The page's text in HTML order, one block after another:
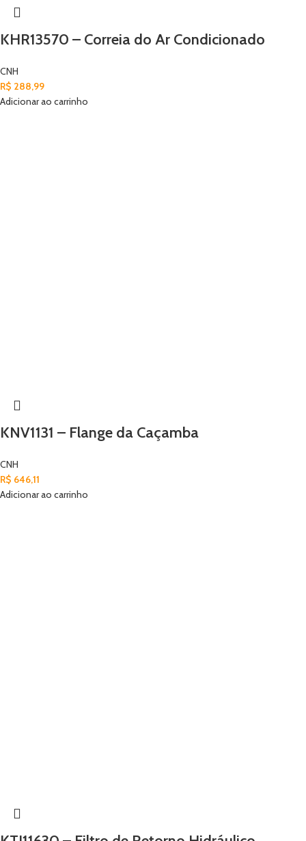
KHR13570 – Correia do Ar Condicionado
CNH
R$ 288,99
Adicionar ao carrinho
KNV1131 – Flange da Caçamba
CNH
R$ 646,11
Adicionar ao carrinho